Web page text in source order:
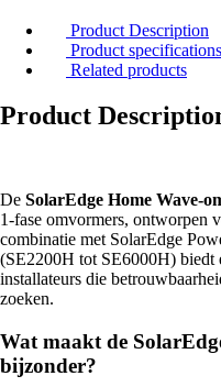
Product Description
Product specifications
Related products
Product
De SolarEdge Home Wave-
1-fase omvormers, ontworpen
combinatie met SolarEdge
(SE2200H tot SE6000H) biedt
installateurs die
zoeken.
Wat maakt de
bijzonder?